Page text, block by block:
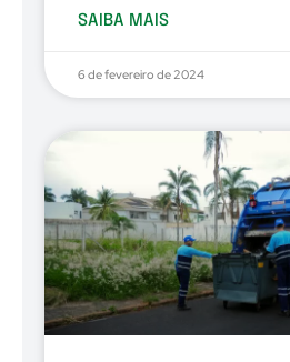
SAIBA MAIS
6 de fevereiro de 2024